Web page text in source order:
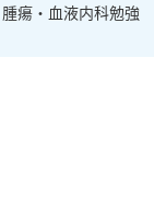
腫瘍・血液内科勉強